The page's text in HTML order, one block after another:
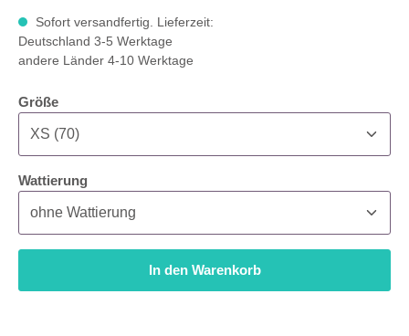
Sofort versandfertig. Lieferzeit:
Deutschland 3-5 Werktage
andere Länder 4-10 Werktage
Größeauswählen
Wattierungauswählen
In den Warenkorb